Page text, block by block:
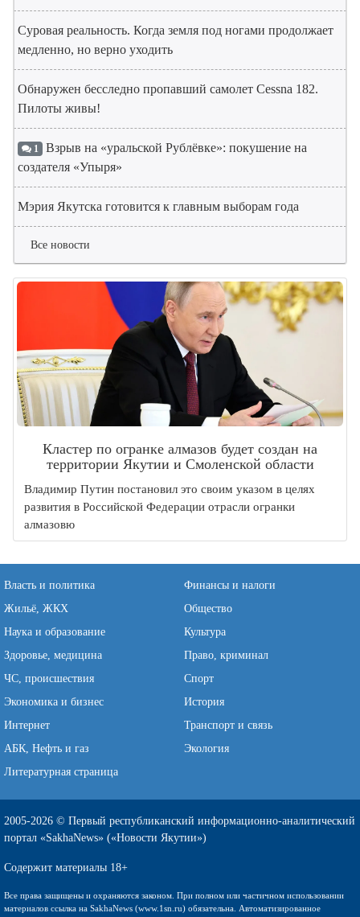
Суровая реальность. Когда земля под ногами продолжает
медленно, но верно уходить
Обнаружен бесследно пропавший самолет Cessna 182.
Пилоты живы!
1 Взрыв на «уральской Рублёвке»: покушение на
создателя «Упыря»
Мэрия Якутска готовится к главным выборам года
Все новости
Кластер по огранке алмазов будет создан на
территории Якутии и Смоленской области
Владимир Путин постановил это своим указом в целях
развития в Российской Федерации отрасли огранки
алмазовю
Власть и политика
Финансы и налоги
Жильё, ЖКХ
Общество
Наука и образование
Культура
Здоровье, медицина
Право, криминал
ЧС, происшествия
Спорт
Экономика и бизнес
История
Интернет
Транспорт и связь
АБК, Нефть и газ
Экология
Литературная страница
2005-2026 © Первый республиканский информационно-аналитический
портал «SakhaNews» («Новости Якутии»)
Содержит материалы 18+
Все права защищены и охраняются законом. При полном или частичном использовании
материалов ссылка на SakhaNews (www.1sn.ru) обязательна. Автоматизированное